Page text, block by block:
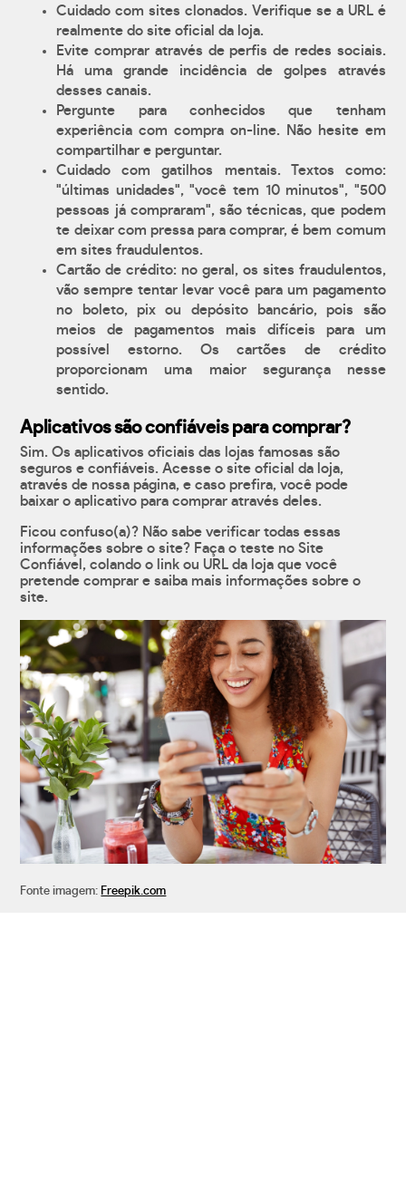
Cuidado com sites clonados. Verifique se a URL é
realmente do site oficial da loja.
Evite comprar através de perfis de redes sociais.
Há uma grande incidência de golpes através
desses canais.
Pergunte para conhecidos que tenham
experiência com compra on-line. Não hesite em
compartilhar e perguntar.
Cuidado com gatilhos mentais. Textos como:
"últimas unidades", "você tem 10 minutos", "500
pessoas já compraram", são técnicas, que podem
te deixar com pressa para comprar, é bem comum
em sites fraudulentos.
Cartão de crédito: no geral, os sites fraudulentos,
vão sempre tentar levar você para um pagamento
no boleto, pix ou depósito bancário, pois são
meios de pagamentos mais difíceis para um
possível estorno. Os cartões de crédito
proporcionam uma maior segurança nesse
sentido.
Aplicativos são confiáveis para comprar?
Sim. Os aplicativos oficiais das lojas famosas são
seguros e confiáveis. Acesse o site oficial da loja,
através de nossa página, e caso prefira, você pode
baixar o aplicativo para comprar através deles.
Ficou confuso(a)? Não sabe verificar todas essas
informações sobre o site? Faça o teste no Site
Confiável, colando o link ou URL da loja que você
pretende comprar e saiba mais informações sobre o
site.
Fonte imagem: Freepik.com